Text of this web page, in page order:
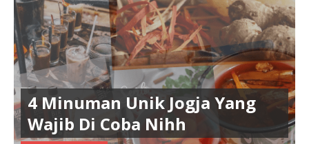
4 Minuman Unik Jogja Yang
Wajib Di Coba Nihh